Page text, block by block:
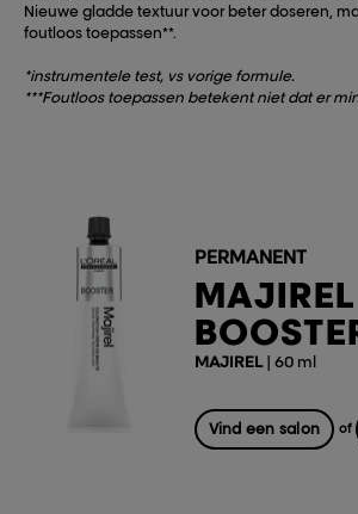
Nieuwe gladde textuur voor beter doseren,
foutloos toepassen**.
*instrumentele test, vs vorige formule.
***Foutloos toepassen betekent niet dat er
PERMANENT
MAJIREL
MAJIREL| 60 ml
Vind een salon of